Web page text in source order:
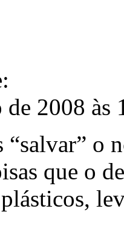
de 2008 às
“salvar” o
que o